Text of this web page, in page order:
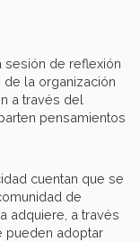
sesión de reflexión
la organización
a través del
pensamientos
cuentan que se
de
adquiere, a través
pueden adoptar